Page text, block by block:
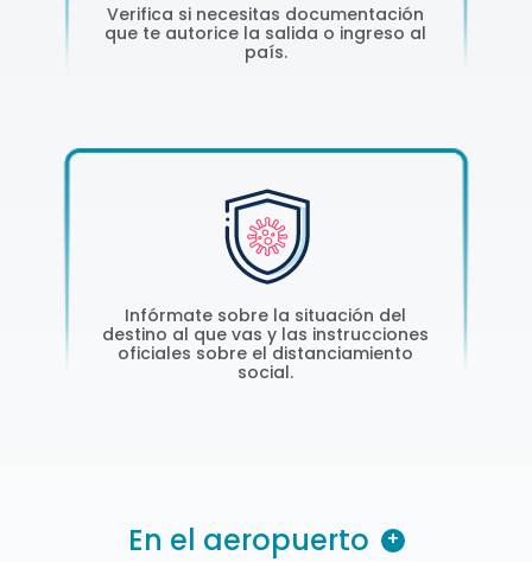
Verifica si necesitas documentación
que te autorice la salida o ingreso al
país.
Infórmate sobre la situación del
destino al que vas y las instrucciones
oficiales sobre el distanciamiento
social.
En el aeropuerto +